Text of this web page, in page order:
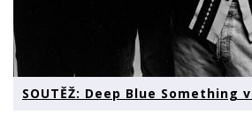
SOUTĚŽ: Deep Blue Something